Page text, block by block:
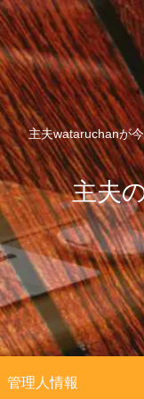
主夫wataruchanが
主夫
管理人情報